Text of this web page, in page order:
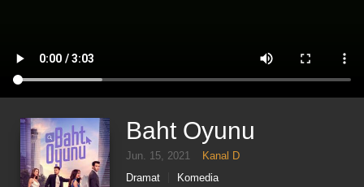
Baht Oyunu
Jun. 15, 2021
Kanal D
Dramat
Komedia